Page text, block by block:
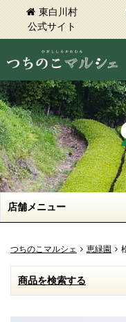
東白川村
公式サイト
東白川村 つちのこマルシェ
店舗メニュー
つちのこマルシェ 恵緑園
商品を検索する